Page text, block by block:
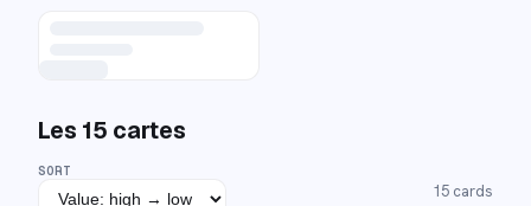
Les 15 cartes
SORT
15 cards